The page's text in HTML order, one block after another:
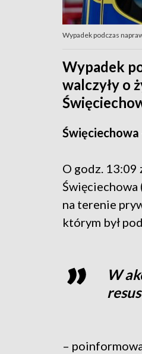
Wypadek podczas
Wypadek
walczyły o
O godz. 13:09
Święciechowa
na terenie
którym był
W
–